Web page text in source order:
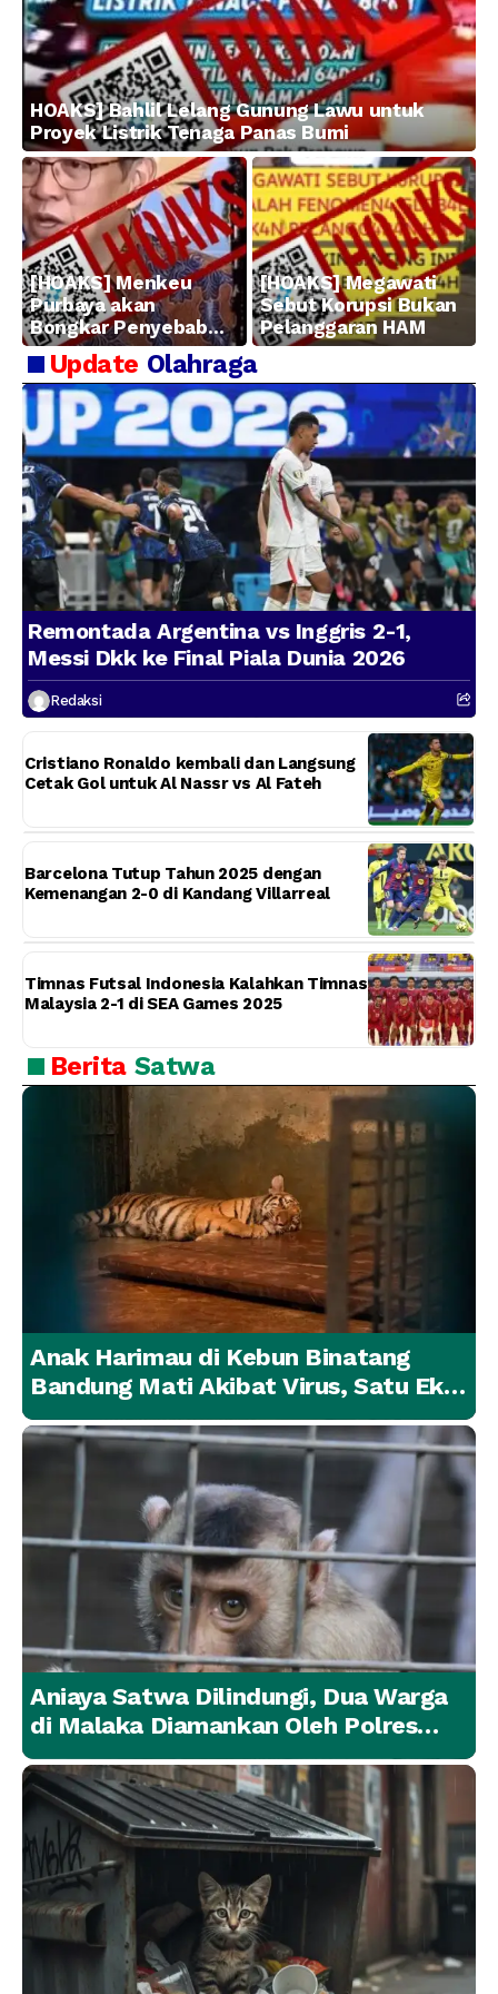
HOAKS] Bahlil Lelang Gunung Lawu untuk
Proyek Listrik Tenaga Panas Bumi
[HOAKS] Menkeu
Purbaya akan
Bongkar Penyebab
Kerugian BUMN
[HOAKS] Megawati
Sebut Korupsi Bukan
Pelanggaran HAM
Update Olahraga
Remontada Argentina vs Inggris 2-1,
Messi Dkk ke Final Piala Dunia 2026
Redaksi
Cristiano Ronaldo kembali dan Langsung
Cetak Gol untuk Al Nassr vs Al Fateh
Barcelona Tutup Tahun 2025 dengan
Kemenangan 2-0 di Kandang Villarreal
Timnas Futsal Indonesia Kalahkan Timnas
Malaysia 2-1 di SEA Games 2025
Berita Satwa
Anak Harimau di Kebun Binatang
Bandung Mati Akibat Virus, Satu Ekor
Lainnya Berangsur Membaik
Aniaya Satwa Dilindungi, Dua Warga
di Malaka Diamankan Oleh Polres
Malaka